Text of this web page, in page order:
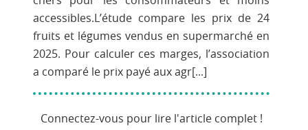
accessibles.L’étude compare les prix de 24
fruits et légumes vendus en supermarché en
2025. Pour calculer ces marges, l’association
a comparé le prix payé aux agr[...]
Connectez-vous pour lire l'article complet !